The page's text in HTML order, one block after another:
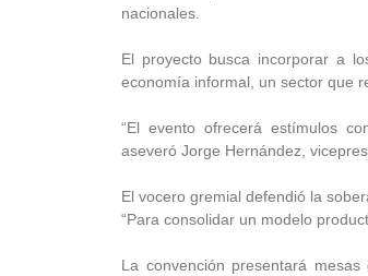
nacionales.
El proyecto busca incorporar a
economía informal, un sector que
“El evento ofrecerá estímulos
aseveró Jorge Hernández,
El vocero gremial defendió la
“Para consolidar un modelo
La convención presentará